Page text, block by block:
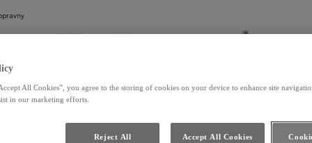
All Cookies”, you agree to the storing of cookies on your device to enhance site
in our marketing efforts.
Reject All Accept All Cookies